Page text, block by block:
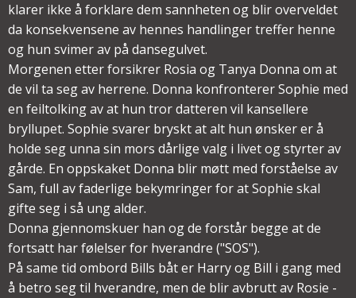
klarer ikke å forklare dem sannheten og blir overveldet
da konsekvensene av hennes handlinger treffer henne
og hun svimer av på dansegulvet.
Morgenen etter forsikrer Rosia og Tanya Donna om at
de vil ta seg av herrene. Donna konfronterer Sophie med
en feiltolking av at hun tror datteren vil kansellere
bryllupet. Sophie svarer bryskt at alt hun ønsker er å
holde seg unna sin mors dårlige valg i livet og styrter av
gårde. En oppskaket Donna blir møtt med forståelse av
Sam, full av faderlige bekymringer for at Sophie skal
gifte seg i så ung alder.
Donna gjennomskuer han og de forstår begge at de
fortsatt har følelser for hverandre ("SOS").
På same tid ombord Bills båt er Harry og Bill i gang med
å betro seg til hverandre, men de blir avbrutt av Rosie -